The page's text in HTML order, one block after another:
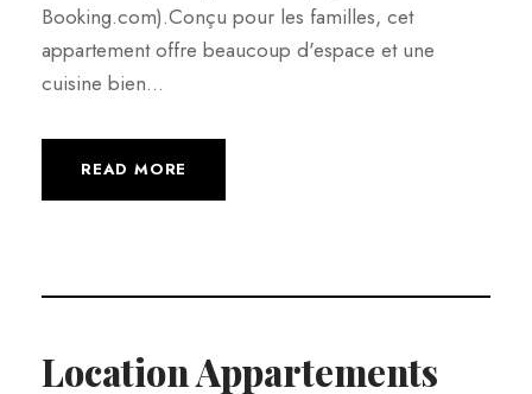
Booking.com).Conçu pour les familles, cet
appartement offre beaucoup d'espace et une
cuisine bien...
READ MORE
Location Appartements